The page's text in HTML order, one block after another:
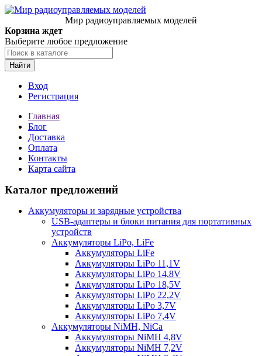
Мир радиоуправляемых моделей
Корзина ждет
Выберите любое предложение
Найти
Вход
Регистрация
Главная
Блог
Доставка
Оплата
Контакты
Карта сайта
Каталог предложений
Аккумуляторы и зарядные устройства
USB-адаптеры и блоки питания для портативных
устройств
Аккумуляторы LiPo, LiFe
Аккумуляторы LiFe
Аккумуляторы LiPo 11,1V
Аккумуляторы LiPo 14,8V
Аккумуляторы LiPo 18,5V
Аккумуляторы LiPo 22,2V
Аккумуляторы LiPo 3,7V
Аккумуляторы LiPo 7,4V
Аккумуляторы NiMH, NiCa
Аккумуляторы NiMH 4,8V
Аккумуляторы NiMH 7,2V